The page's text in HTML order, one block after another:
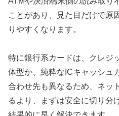
ことがあり、見た目だけで原
りやすくなります。
特に銀行系カードは、クレジ
体型か、純粋なICキャッシュ
合わせ先も異なるため、ネッ
るより、まずは安全に切り分